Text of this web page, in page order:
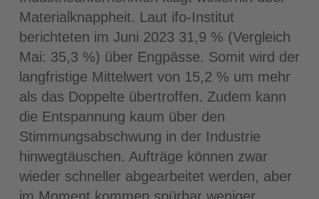
Materialknappheit. Laut ifo-Institut
berichteten im Juni 2023 31,9 % (Vergleich
Mai: 35,3 %) über Engpässe. Somit wird der
langfristige Mittelwert von 15,2 % um mehr
als das Doppelte übertroffen. Zudem kann
die Entspannung kaum über den
Stimmungs­abschwung in der Industrie
hinwegtäuschen. Aufträge können zwar
wieder schneller abgearbeitet werden, aber